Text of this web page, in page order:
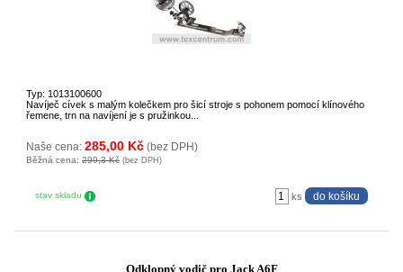
Typ: 1013100600
Navíječ cívek s malým kolečkem pro šicí stroje s pohonem pomocí klínového
řemene, trn na navíjení je s pružinkou...
Naše cena: 285,00 Kč (bez DPH)
Běžná cena: 299,3 Kč (bez DPH)
stav skladu ks
Odklopný vodič pro Jack A6F